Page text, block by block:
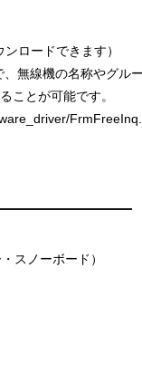
ロードできます）
無線機の名称やグル
ことが可能です。
スノーボード）